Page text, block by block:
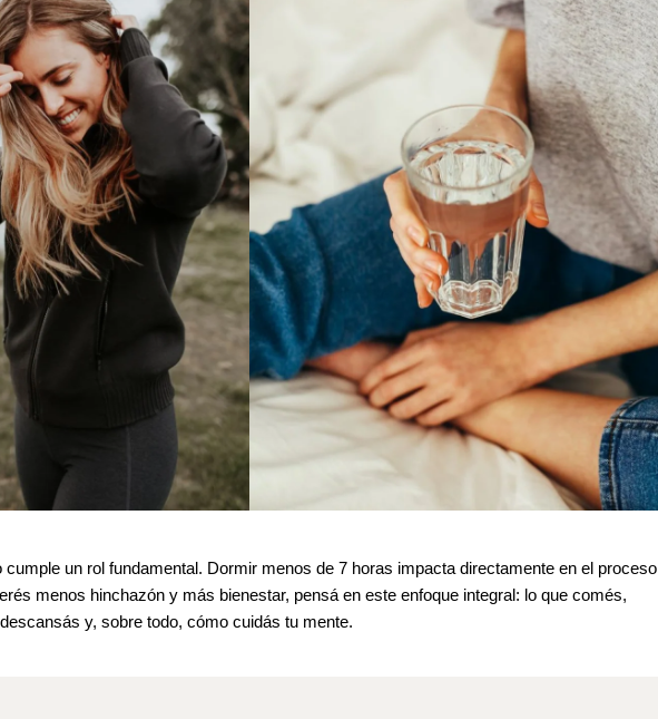
un rol fundamental. Dormir menos de 7 horas impacta directamente en el proceso
menos hinchazón y más bienestar, pensá en este enfoque integral: lo que comés,
y, sobre todo, cómo cuidás tu mente.